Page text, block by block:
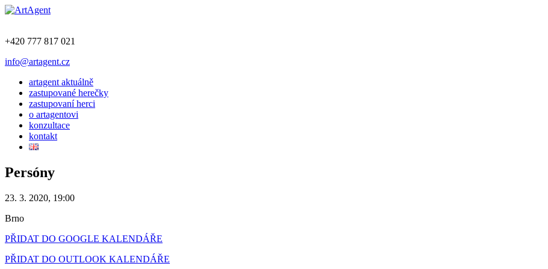
+420 777 817 021
info@artagent.cz
artagent aktuálně
zastupované herečky
zastupovaní herci
o artagentovi
konzultace
kontakt
Persóny
23. 3. 2020, 19:00
Brno
PŘIDAT DO GOOGLE KALENDÁŘE
PŘIDAT DO OUTLOOK KALENDÁŘE